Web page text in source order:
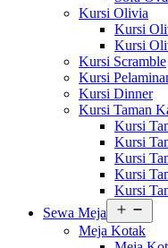
Kursi Olivia
Kursi
Kursi
Kursi Scramble
Kursi
Kursi Dinner
Kursi Taman
Kursi
Kursi
Kursi
Kursi
Kursi
Sewa Meja
menu
Meja Kotak